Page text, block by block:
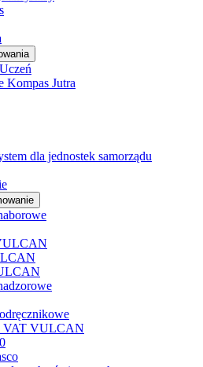
Kompas Jutra
dla jednostek samorządu
VAT VULCAN